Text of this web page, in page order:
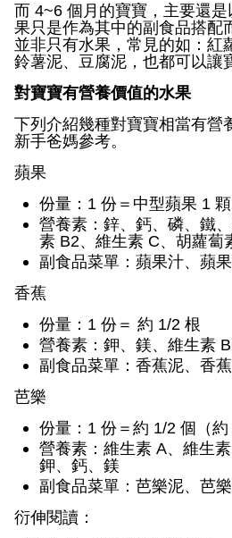
而 4~6 個月的寶寶，主要還
果只是作為其中的副食品搭配
並非只有水果，常見的如：紅
鈴薯泥、豆腐泥，也都可以讓
對寶寶有營養價值的水果
下列介紹幾種對寶寶相當有營
新手爸媽參考。
蘋果
份量： 1 份＝中型蘋果 1
營養素：鋅、鈣、磷、鐵
素 B2、維生素 C、胡蘿蔔
副食品菜單：蘋果汁、蘋
香蕉
份量： 1 份＝ 約 1/2 根
營養素：鉀、鎂、維生素
副食品菜單：香蕉泥、香
芭樂
份量： 1 份＝約 1/2 個（約
營養素：維生素 A、維生素
鉀、鈣、鎂
副食品菜單：芭樂泥、芭
衍伸閱讀：